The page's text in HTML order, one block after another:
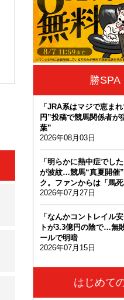
勝SPA
「JRA系はマジで恵ま
円”投稿で競馬関係者が
葉”
2026年08月03日
「明らかに熱中症でし
が波紋…競馬“真夏開催
ク。ファンからは「馬
2026年07月27日
「なんかコントレイル
トが3.3億円の陰で…無
ールで明暗
2026年07月15日
はじめて